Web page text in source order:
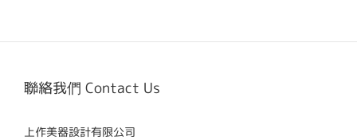
聯絡我們 Contact Us
上作美器設計有限公司